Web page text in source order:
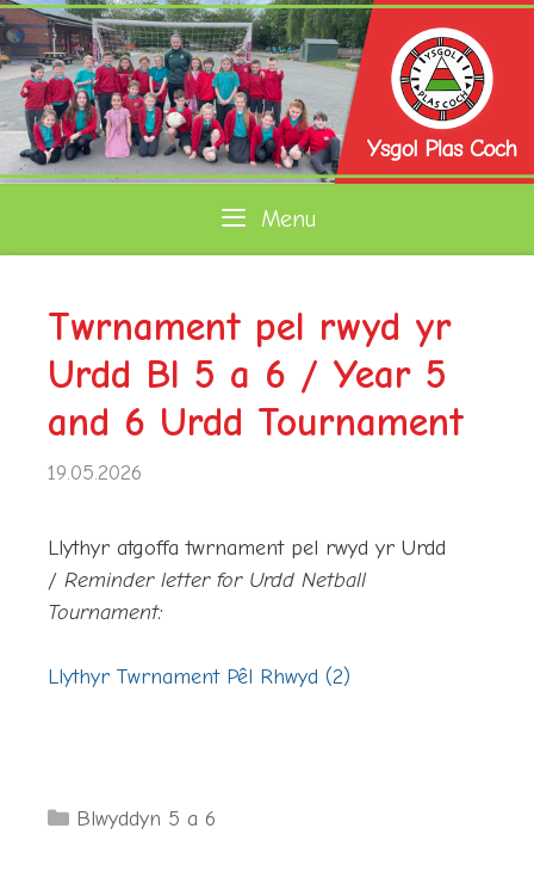
Skip
to
content
Menu
Twrnament pel rwyd yr
Urdd Bl 5 a 6 / Year 5
and 6 Urdd Tournament
19.05.2026
Llythyr atgoffa twrnament pel rwyd yr Urdd
/ Reminder letter for Urdd Netball
Tournament:
Llythyr Twrnament Pêl Rhwyd (2)
Categories
Blwyddyn 5 a 6